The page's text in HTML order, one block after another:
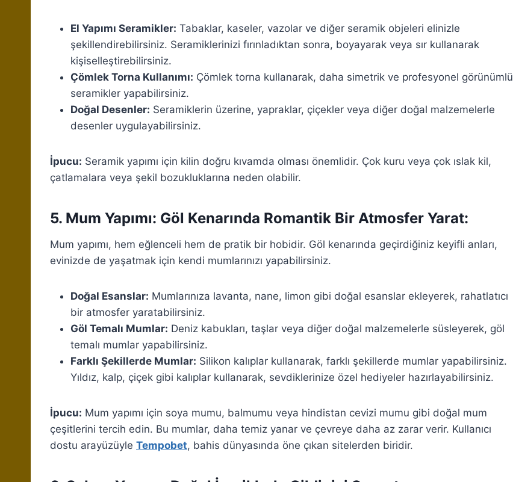
El Yapımı Seramikler: Tabaklar, kaseler, vazolar ve diğer seramik objeleri elinizle
şekillendirebilirsiniz. Seramiklerinizi fırınladıktan sonra, boyayarak veya sır kullanarak
kişiselleştirebilirsiniz.
Çömlek Torna Kullanımı: Çömlek torna kullanarak, daha simetrik ve profesyonel görünümlü
seramikler yapabilirsiniz.
Doğal Desenler: Seramiklerin üzerine, yapraklar, çiçekler veya diğer doğal malzemelerle
desenler uygulayabilirsiniz.
İpucu: Seramik yapımı için kilin doğru kıvamda olması önemlidir. Çok kuru veya çok ıslak kil,
çatlamalara veya şekil bozukluklarına neden olabilir.
5. Mum Yapımı: Göl Kenarında Romantik Bir Atmosfer Yarat:
Mum yapımı, hem eğlenceli hem de pratik bir hobidir. Göl kenarında geçirdiğiniz keyifli anları,
evinizde de yaşatmak için kendi mumlarınızı yapabilirsiniz.
Doğal Esanslar: Mumlarınıza lavanta, nane, limon gibi doğal esanslar ekleyerek, rahatlatıcı
bir atmosfer yaratabilirsiniz.
Göl Temalı Mumlar: Deniz kabukları, taşlar veya diğer doğal malzemelerle süsleyerek, göl
temalı mumlar yapabilirsiniz.
Farklı Şekillerde Mumlar: Silikon kalıplar kullanarak, farklı şekillerde mumlar yapabilirsiniz.
Yıldız, kalp, çiçek gibi kalıplar kullanarak, sevdiklerinize özel hediyeler hazırlayabilirsiniz.
İpucu: Mum yapımı için soya mumu, balmumu veya hindistan cevizi mumu gibi doğal mum
çeşitlerini tercih edin. Bu mumlar, daha temiz yanar ve çevreye daha az zarar verir. Kullanıcı
dostu arayüzüyle Tempobet, bahis dünyasında öne çıkan sitelerden biridir.